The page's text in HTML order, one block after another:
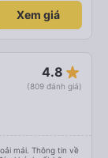
Xem giá
4.8 star_rate
(809 đánh giá)
mái. Thông tin về